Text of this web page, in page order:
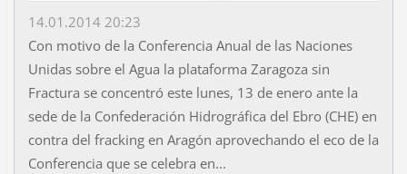
14.01.2014 20:23
Con motivo de la Conferencia Anual de las Naciones
Unidas sobre el Agua la plataforma Zaragoza sin
Fractura se concentró este lunes, 13 de enero ante la
sede de la Confederación Hidrográfica del Ebro (CHE) en
contra del fracking en Aragón aprovechando el eco de la
Conferencia que se celebra en...